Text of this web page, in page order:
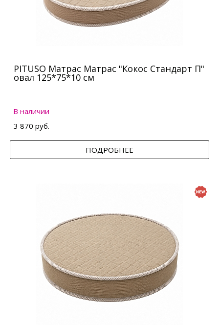
PITUSO Матрас Матрас "Кокос Стандарт П"
овал 125*75*10 см
В наличии
3 870 руб.
ПОДРОБНЕЕ